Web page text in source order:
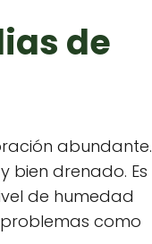
de
abundante.
bien drenado. Es
de humedad
como